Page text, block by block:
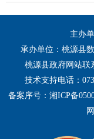
主办
承办单位：桃源县
桃源县政府网站联
技术支持电话：
备案序号：湘ICP备